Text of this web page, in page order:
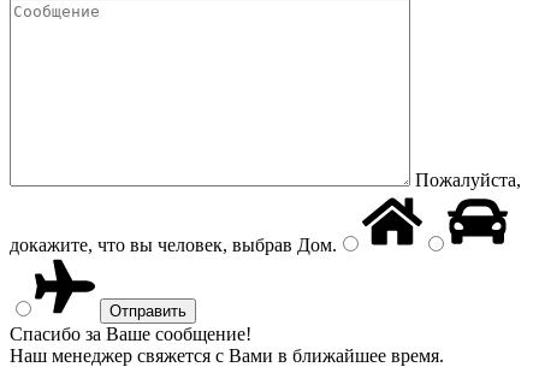
Пожалуйста,
докажите, что вы человек, выбрав Дом.
Спасибо за Ваше сообщение!
Наш менеджер свяжется с Вами в ближайшее время.